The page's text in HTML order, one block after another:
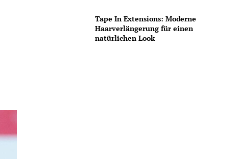
Tape In Extensions: Moderne
Haarverlängerung für einen
natürlichen Look